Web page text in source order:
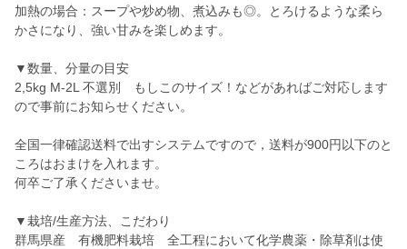
加熱の場合：スープや炒め物、煮込みも◎。とろけるような柔ら
かさになり、強い甘みを楽しめます。
▼数量、分量の目安
2,5kg M-2L 不選別 もしこのサイズ！などがあればご対応します
ので事前にお知らせください。
全国一律確認送料で出すシステムですので，送料が900円以下のと
ころはおまけを入れます。
何卒ご了承くださいませ。
▼栽培/生産方法、こだわり
群馬県産 有機肥料栽培 全工程において化学農薬・除草剤は使